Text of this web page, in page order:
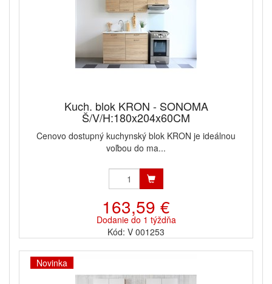
Kuch. blok KRON - SONOMA
Š/V/H:180x204x60CM
Cenovo dostupný kuchynský blok KRON je ideálnou
voľbou do ma...
163,59 €
Dodanie do 1 týždňa
Kód: V 001253
Novinka